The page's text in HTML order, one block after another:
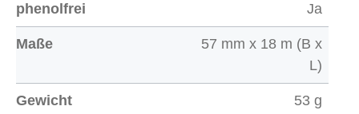
phenolfrei Ja
Maße
57 mm x 18 m (B x
L)
Gewicht 53 g